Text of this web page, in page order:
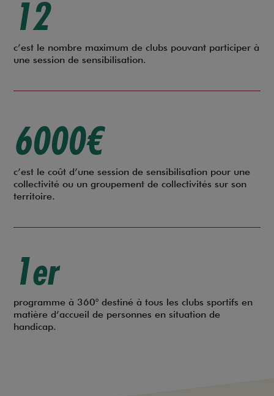
12
c’est le nombre maximum de clubs pouvant participer à
une session de sensibilisation.
6000€
c’est le coût d’une session de sensibilisation pour une
collectivité ou un groupement de collectivités sur son
territoire.
1er
programme à 360° destiné à tous les clubs sportifs en
matière d’accueil de personnes en situation de
handicap.